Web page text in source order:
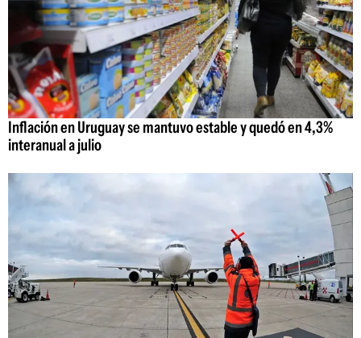
Inflación en Uruguay se mantuvo estable y quedó en 4,3%
interanual a julio